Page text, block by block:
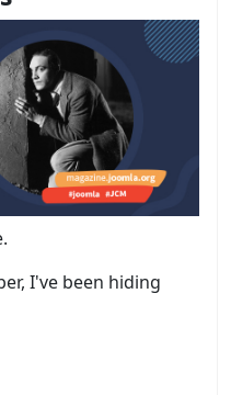
I've been hiding